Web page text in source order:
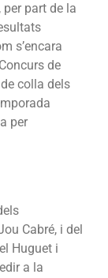
part de la
s’encara
de
colla dels
per
Cabré, i del
Huguet i
a la